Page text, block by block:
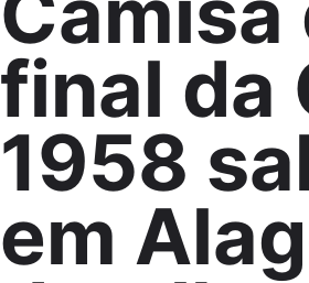
final da
1958
em